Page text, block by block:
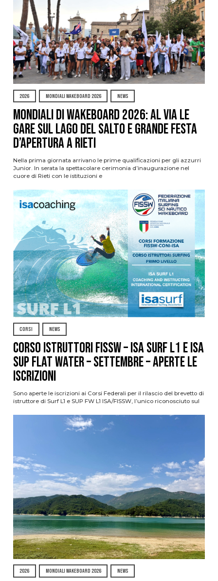
2026 MONDIALI WAKEBOARD 2026 NEWS
Mondiali di Wakeboard 2026: al via le
gare sul Lago del Salto e grande festa
d’apertura a Rieti
Nella prima giornata arrivano le prime qualificazioni per gli azzurri
Junior. In serata la spettacolare cerimonia d’inaugurazione nel
cuore di Rieti con le istituzioni e
CORSI NEWS
CORSO ISTRUTTORI FISSW – ISA SURF L1 e ISA
SUP Flat Water – SETTEMBRE – APERTE LE
ISCRIZIONI
Sono aperte le iscrizioni ai Corsi Federali per il rilascio del brevetto di
istruttore di Surf L1 e SUP FW L1 ISA/FISSW, l’unico riconosciuto sul
2026 MONDIALI WAKEBOARD 2026 NEWS